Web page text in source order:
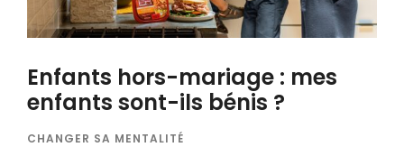
Enfants hors-mariage : mes
enfants sont-ils bénis ?
CHANGER SA MENTALITÉ